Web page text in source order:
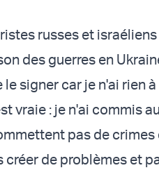
russes et
des guerres en
signer car je n'ai rien
vraie : je n'ai commis
pas de crimes
créer de problèmes et